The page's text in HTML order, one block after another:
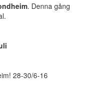
. Denna gång
28-30/6-16